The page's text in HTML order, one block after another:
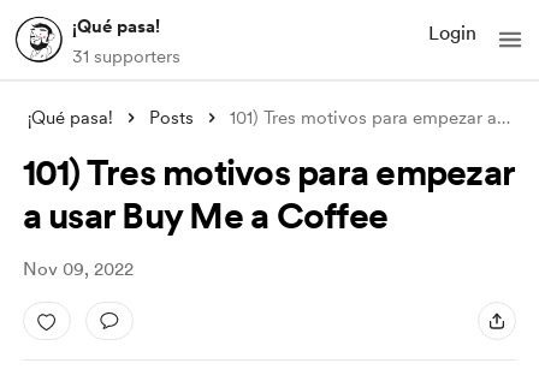
¡Qué pasa!
31 supporters
Login
¡Qué pasa! Posts 101) Tres motivos para empezar a usar Bu
101) Tres motivos para empezar
a usar Buy Me a Coffee
Nov 09, 2022